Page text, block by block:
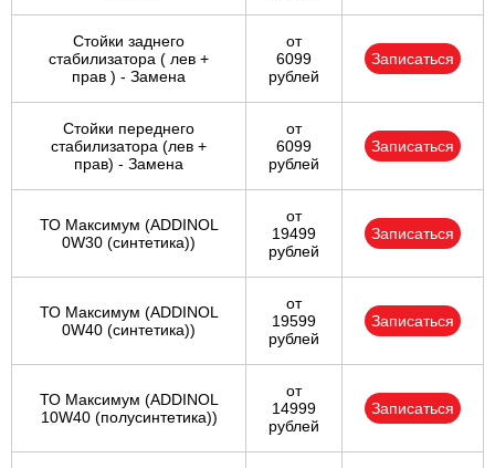
Стойки заднего
стабилизатора ( лев +
прав ) - Замена
от
6099
рублей
Записаться
Стойки переднего
стабилизатора (лев +
прав) - Замена
от
6099
рублей
Записаться
ТО Максимум (ADDINOL
0W30 (синтетика))
от
19499
рублей
Записаться
ТО Максимум (ADDINOL
0W40 (синтетика))
от
19599
рублей
Записаться
ТО Максимум (ADDINOL
10W40 (полусинтетика))
от
14999
рублей
Записаться